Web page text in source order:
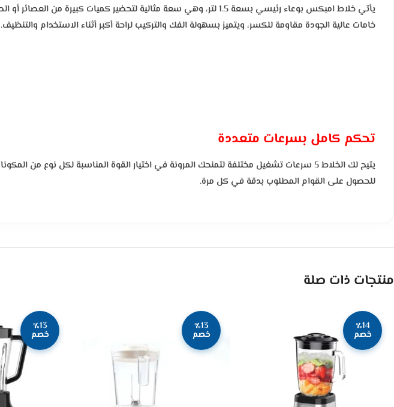
يأتي خلاط امبكس بوعاء رئيسي بسعة 1.5 لتر، وهي سعة مثالية لتحضير
خامات عالية الجودة مقاومة للكسر، ويتميز بسهولة الفك والتركيب لراحة أكبر أثناء الاستخدام والتنظيف.
تحكم كامل بسرعات متعددة
للحصول على القوام المطلوب بدقة في كل مرة.
منتجات ذات صلة
٪14
خصم
٪13
خصم
٪13
خصم